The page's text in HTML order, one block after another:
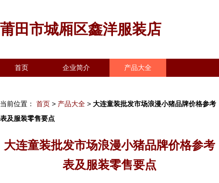
莆田市城厢区鑫洋服装店
首页 企业简介 产品大全
当前位置： 首页 > 产品大全 > 大连童装批发市场浪漫小猪品牌价格参考
表及服装零售要点
大连童装批发市场浪漫小猪品牌价格参考
表及服装零售要点